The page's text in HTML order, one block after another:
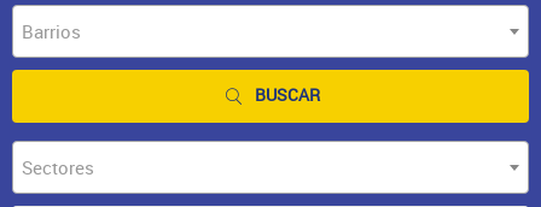
Barrios
BUSCAR
Sectores